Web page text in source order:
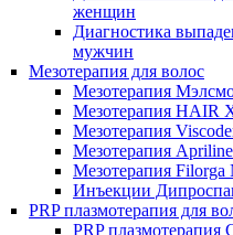
женщин
Диагностика
мужчин
Мезотерапия для волос
Мезотерапия
Мезотерапия HAIR
Мезотерапия
Мезотерапия
Мезотерапия
Инъекции
PRP плазмотерапия для
PRP плазмотерапия